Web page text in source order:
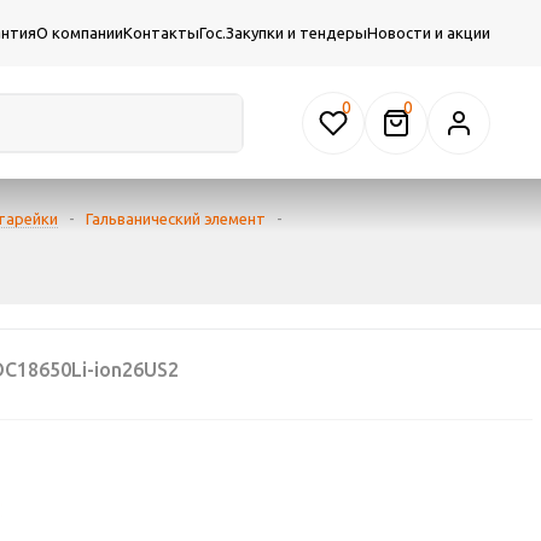
О компанииКонтактыГос.Закупки и тендерыНовости и акции
0
- Гальванический элемент
-
ion26US2